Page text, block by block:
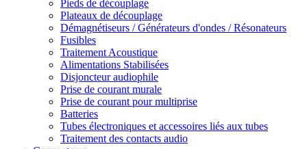
Pieds de découplage
Plateaux de découplage
Démagnétiseurs / Générateurs d'ondes / Résonateurs
Fusibles
Traitement Acoustique
Alimentations Stabilisées
Disjoncteur audiophile
Prise de courant murale
Prise de courant pour multiprise
Batteries
Tubes électroniques et accessoires liés aux tubes
Traitement des contacts audio